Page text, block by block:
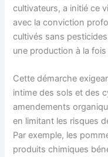
cultivateurs, a initié ce
avec la conviction
cultivés sans
une production à la
Cette démarche
intime des sols et des
amendements
en limitant les risques
Par exemple, les
produits chimiques